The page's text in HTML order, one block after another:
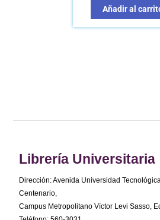
Añadir al
Librería Universitaria
Dirección: Avenida Universidad
Centenario,
Campus Metropolitano Víctor Levi Sasso,